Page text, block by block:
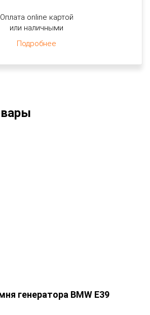
Оплата online картой
или наличными
Подробнее
генератора BMW E39